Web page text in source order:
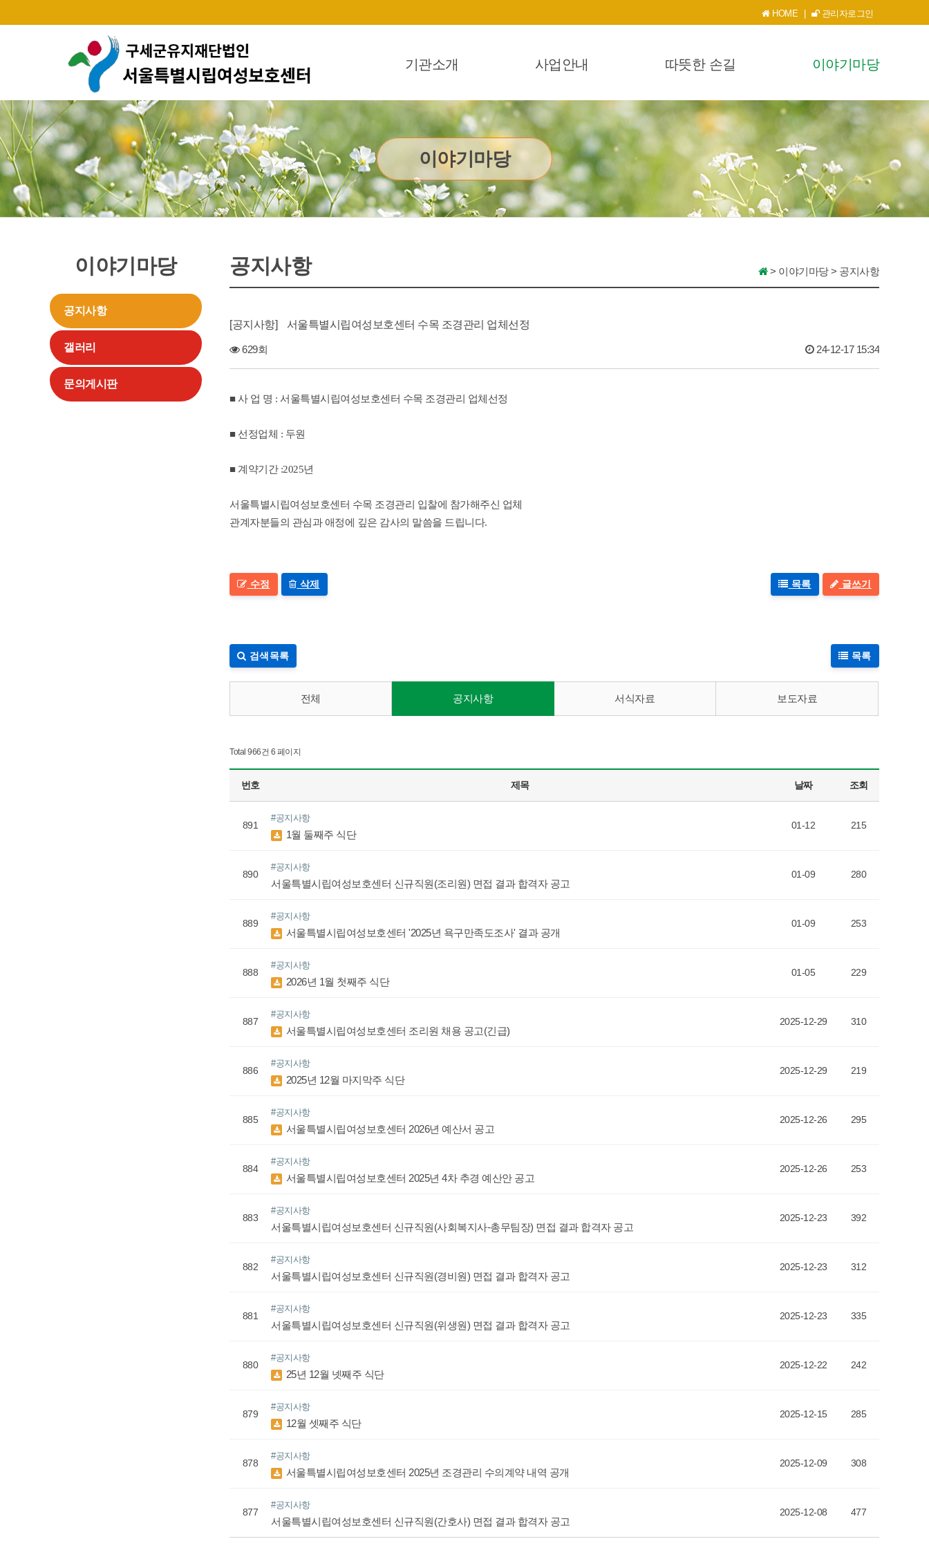
HOME | 관리자로그인
기관소개 사업안내 따뜻한 손길 이야기마당
이야기마당
이야기마당
공지사항
갤러리
문의게시판
공지사항 > 이야기마당> 공지사항
공지사항 서울특별시립여성보호센터 수목 조경관리 업체선정
629회 24-12-17 15:34
■ 사 업 명 : 서울특별시립여성보호센터 수목 조경관리 업체선정
■ 선정업체 : 두원
■ 계약기간 :2025년
서울특별시립여성보호센터 수목 조경관리 입찰에 참가해주신 업체
관계자분들의 관심과 애정에 깊은 감사의 말씀을 드립니다.
수정 삭제 목록 글쓰기
검색목록 목록
전체 공지사항 서식자료 보도자료
Total 966건 6 페이지
번호 제목 날짜 조회
891
#공지사항
1월 둘째주 식단
01-12 215
890
#공지사항
서울특별시립여성보호센터 신규직원(조리원) 면접 결과 합격자 공고
01-09 280
889
#공지사항
서울특별시립여성보호센터 '2025년 욕구만족도조사' 결과 공개
01-09 253
888
#공지사항
2026년 1월 첫째주 식단
01-05 229
887
#공지사항
서울특별시립여성보호센터 조리원 채용 공고(긴급)
2025-12-29 310
886
#공지사항
2025년 12월 마지막주 식단
2025-12-29 219
885
#공지사항
서울특별시립여성보호센터 2026년 예산서 공고
2025-12-26 295
884
#공지사항
서울특별시립여성보호센터 2025년 4차 추경 예산안 공고
2025-12-26 253
883
#공지사항
서울특별시립여성보호센터 신규직원(사회복지사-총무팀장) 면접 결과 합격자 공고
2025-12-23 392
882
#공지사항
서울특별시립여성보호센터 신규직원(경비원) 면접 결과 합격자 공고
2025-12-23 312
881
#공지사항
서울특별시립여성보호센터 신규직원(위생원) 면접 결과 합격자 공고
2025-12-23 335
880
#공지사항
25년 12월 넷째주 식단
2025-12-22 242
879
#공지사항
12월 셋째주 식단
2025-12-15 285
878
#공지사항
서울특별시립여성보호센터 2025년 조경관리 수의계약 내역 공개
2025-12-09 308
877
#공지사항
서울특별시립여성보호센터 신규직원(간호사) 면접 결과 합격자 공고
2025-12-08 477